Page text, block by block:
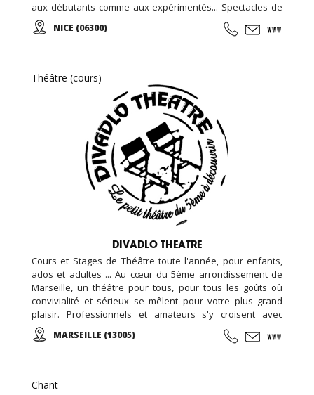
aux débutants comme aux expérimentés... Spectacles de
théâtre avec des pièces de théâtre classique et
contemporain...
NICE (06300)
Théâtre (cours)
DIVADLO THEATRE
Cours et Stages de Théâtre toute l'année, pour enfants,
ados et adultes ... Au cœur du 5ème arrondissement de
Marseille, un théâtre pour tous, pour tous les goûts où
convivialité et sérieux se mêlent pour votre plus grand
plaisir. Professionnels et amateurs s'y croisent avec
passion, pour un public toujours conquis.
MARSEILLE (13005)
Chant